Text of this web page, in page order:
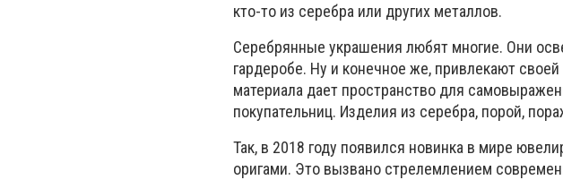
кто-то из серебра или других металлов.
Серебрянные украшения любят многие. Они
гардеробе. Ну и конечное же, привлекают
материала дает пространство для
покупательниц. Изделия из серебра, порой,
Так, в 2018 году появился новинка в мире
оригами. Это вызвано стрелемлением